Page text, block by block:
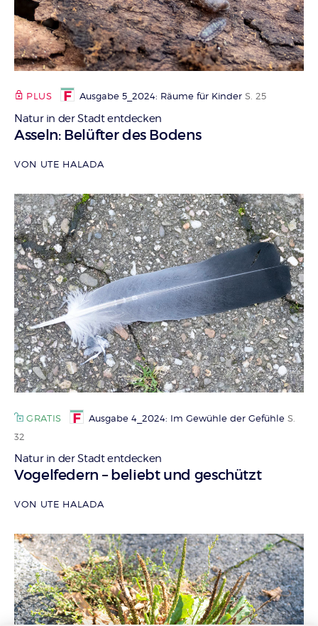
PLUS Ausgabe 5_2024: Räume für Kinder S. 25
Natur in der Stadt entdecken
:
Asseln: Belüfter des Bodens
VON UTE HALADA
GRATIS Ausgabe 4_2024: Im Gewühle der Gefühle S.
32
Natur in der Stadt entdecken
:
Vogelfedern – beliebt und geschützt
VON UTE HALADA